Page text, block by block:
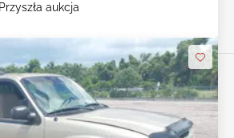
Przyszła aukcja